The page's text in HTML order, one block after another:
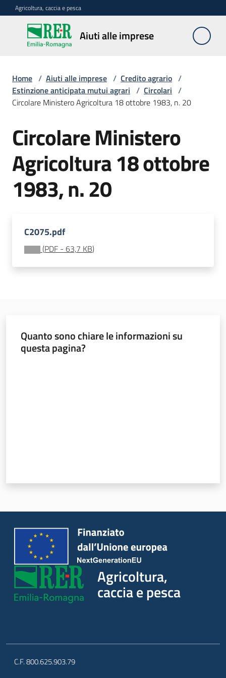
Vai al contenuto
Vai alla navigazione
Vai al footer
Agricoltura, caccia e pesca
Aiuti alle imprese
Aiuti
alle
Impresa
Meccanizzazione
e
lavoro
atmosferiche
calamità
Aiuti
caccia e
pesca
Argomenti
Novità
Leggi atti bandi
Home / Aiuti alle imprese / Credito agrario /
Estinzione anticipata mutui agrari / Circolari /
Circolare Ministero Agricoltura 18 ottobre 1983, n. 20
Circolare Ministero
Agricoltura 18 ottobre
1983, n. 20
C2075.pdf
(PDF - 63,7 KB)
Quanto sono chiare le informazioni su
questa pagina?
Agricoltura,
caccia e pesca
C.F. 800.625.903.79